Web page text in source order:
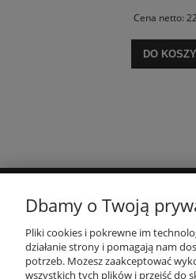
Cena netto:
DO
MOJE
Dbamy o Twoją
Pliki cookies i pokrewne im
działanie strony i pomagają nam
potrzeb. Możesz zaakceptować
wszystkich tych plików i przejść do